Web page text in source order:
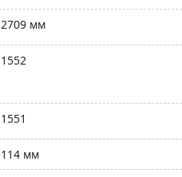
2709 мм
1552
1551
114 мм